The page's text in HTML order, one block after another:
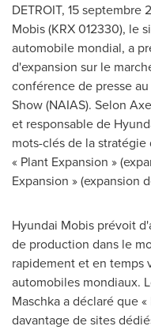
DETROIT, 15 septembre
Mobis (KRX 012330), le
automobile mondial, a
d'expansion sur le
conférence de presse
Show (NAIAS). Selon
et responsable de
mots-clés de la
« Plant Expansion »
Expansion » (expansion
Hyundai Mobis prévoit
de production dans le
rapidement et en temps
automobiles mondiaux.
Maschka a déclaré que
davantage de sites